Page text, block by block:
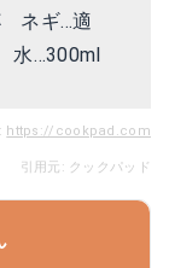
ネギ…適
水…300ml
https://cookpad.com
引用元: クックパッド